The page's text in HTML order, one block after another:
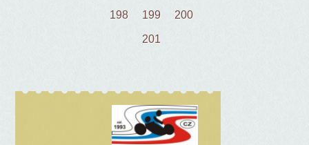
198 199 200
201